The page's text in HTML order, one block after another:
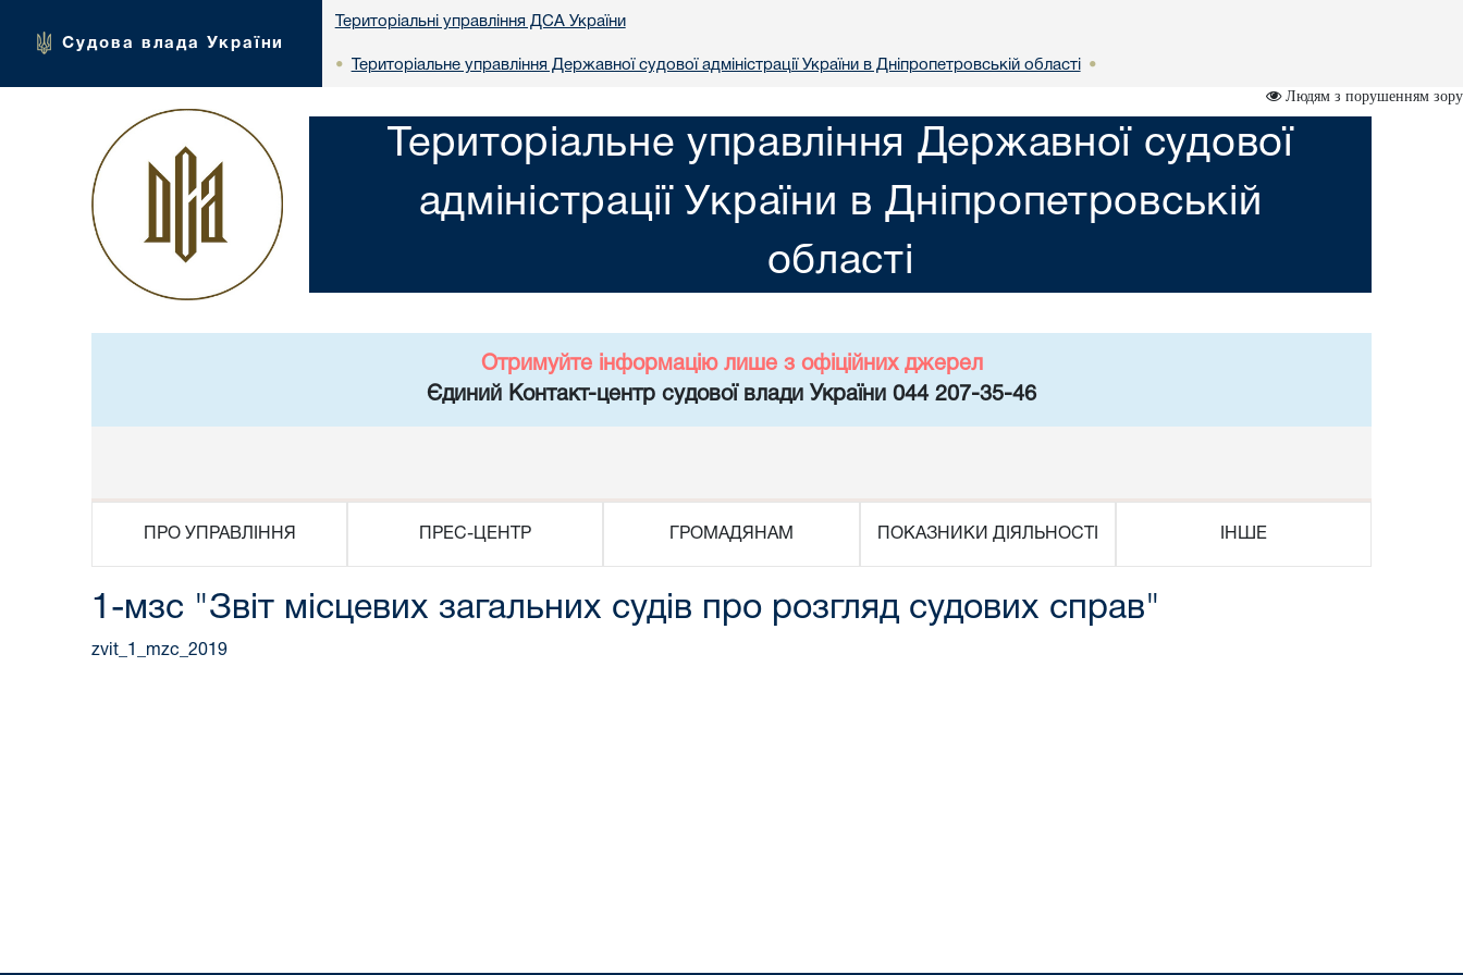
Судова влада України
Територіальні управління ДСА України
• Територіальне управління Державної судової адміністрації України в Днiпропетровській областi
•
Людям з порушенням зору
Територіальне управління Державної судової
адміністрації України в Днiпропетровській
областi
Отримуйте інформацію лише з офіційних джерел
Єдиний Контакт-центр судової влади України 044 207-35-46
ПРО УПРАВЛІННЯ ПРЕС-ЦЕНТР ГРОМАДЯНАМ ПОКАЗНИКИ ДІЯЛЬНОСТІ ІНШЕ
1-мзс "Звіт місцевих загальних судів про розгляд судових справ"
zvit_1_mzc_2019